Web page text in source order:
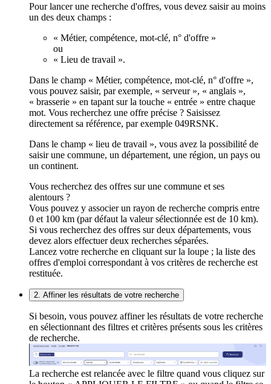
Pour lancer une recherche d'offres, vous devez saisir au moins
un des deux champs :
« Métier, compétence, mot-clé, n° d'offre »
ou
« Lieu de travail ».
Dans le champ « Métier, compétence, mot-clé, n° d'offre »,
vous pouvez saisir, par exemple, « serveur », « anglais »,
« brasserie » en tapant sur la touche « entrée » entre chaque
mot. Vous recherchez une offre précise ? Saisissez
directement sa référence, par exemple 049RSNK.
Dans le champ « lieu de travail », vous avez la possibilité de
saisir une commune, un département, une région, un pays ou
un continent.
Vous recherchez des offres sur une commune et ses
alentours ?
Vous pouvez y associer un rayon de recherche compris entre
0 et 100 km (par défaut la valeur sélectionnée est de 10 km).
Si vous recherchez des offres sur deux départements, vous
devez alors effectuer deux recherches séparées.
Lancez votre recherche en cliquant sur la loupe ; la liste des
offres d'emploi correspondant à vos critères de recherche est
restituée.
2. Affiner les résultats de votre recherche
Si besoin, vous pouvez affiner les résultats de votre recherche
en sélectionnant des filtres et critères présents sous les critères
de recherche.
La recherche est relancée avec le filtre quand vous cliquez sur